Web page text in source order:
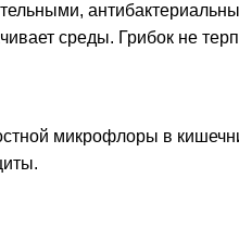
среды. Грибок не
микрофлоры в